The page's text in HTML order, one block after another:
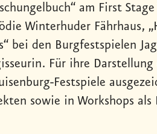
am First
Winterhuder Fährhaus,
bei den Burgfestspielen
Für ihre Darstellung
Festspiele
sowie in Workshops